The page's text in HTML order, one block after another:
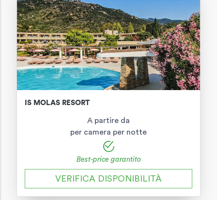
IS MOLAS RESORT
A partire da
per camera per notte
Best-price garantito
VERIFICA DISPONIBILITÀ